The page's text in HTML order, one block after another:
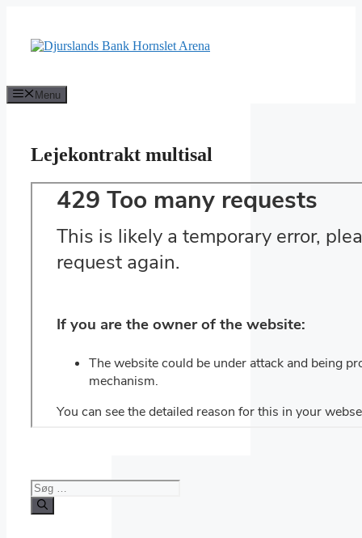
indhold
Menu
Lejekontrakt multisal
Søg
efter: